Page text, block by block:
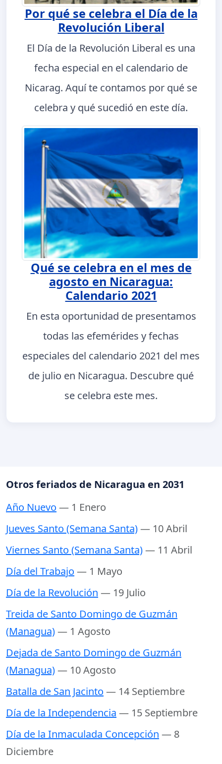
Por qué se celebra el Día de la
Revolución Liberal
El Día de la Revolución Liberal es una
fecha especial en el calendario de
Nicarag. Aquí te contamos por qué se
celebra y qué sucedió en este día.
Qué se celebra en el mes de
agosto en Nicaragua:
Calendario 2021
En esta oportunidad de presentamos
todas las efemérides y fechas
especiales del calendario 2021 del mes
de julio en Nicaragua. Descubre qué
se celebra este mes.
Otros feriados de Nicaragua en 2031
Año Nuevo — 1 Enero
Jueves Santo (Semana Santa)— 10 Abril
Viernes Santo (Semana Santa)— 11 Abril
Día del Trabajo — 1 Mayo
Día de la Revolución — 19 Julio
Treida de Santo Domingo de Guzmán
(Managua)— 1 Agosto
Dejada de Santo Domingo de Guzmán
(Managua)— 10 Agosto
Batalla de San Jacinto — 14 Septiembre
Día de la Independencia — 15 Septiembre
Día de la Inmaculada Concepción — 8
Diciembre